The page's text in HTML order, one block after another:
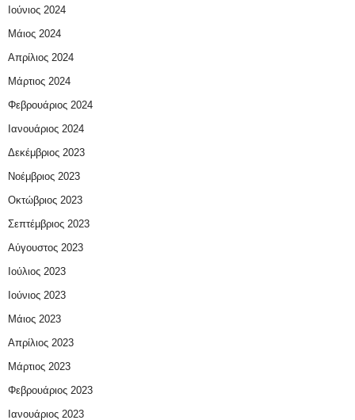
Ιούνιος 2024
Μάιος 2024
Απρίλιος 2024
Μάρτιος 2024
Φεβρουάριος 2024
Ιανουάριος 2024
Δεκέμβριος 2023
Νοέμβριος 2023
Οκτώβριος 2023
Σεπτέμβριος 2023
Αύγουστος 2023
Ιούλιος 2023
Ιούνιος 2023
Μάιος 2023
Απρίλιος 2023
Μάρτιος 2023
Φεβρουάριος 2023
Ιανουάριος 2023